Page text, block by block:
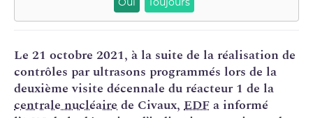
Oui Toujours
Le 21 octobre 2021, à la suite de la réalisation de
contrôles par ultrasons programmés lors de la
deuxième visite décennale du réacteur 1 de la
centrale nucléairede Civaux, EDFa informé